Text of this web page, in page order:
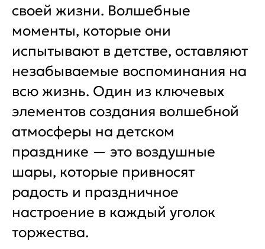
своей жизни. Волшебные
моменты, которые они
испытывают в детстве, оставляют
незабываемые воспоминания на
всю жизнь. Один из ключевых
элементов создания волшебной
атмосферы на детском
празднике — это воздушные
шары, которые привносят
радость и праздничное
настроение в каждый уголок
торжества.